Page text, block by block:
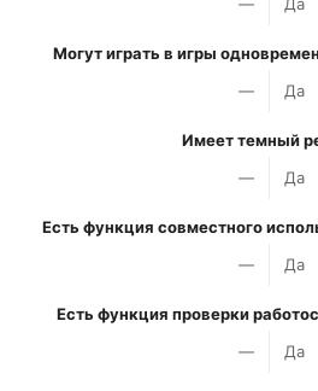
Могут играть в игры
—
Да
Имеет темный
—
Да
Есть функция совместного
—
Да
Есть функция проверки
—
Да